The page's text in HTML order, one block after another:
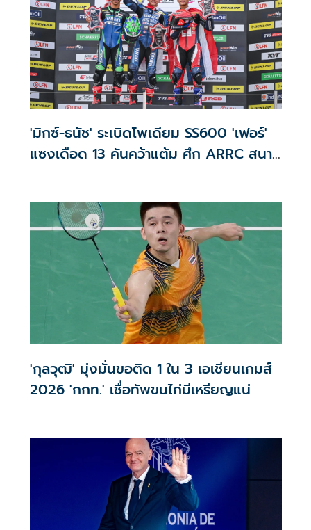
'มิกซ์-ธนัช' ระเบิดโพเดียม SS600 'เฟอร์'
แซงเดือด 13 คันคว้าแต้ม ศึก ARRC สนาม
'กุลวุฒิ' มุ่งมั่นขอติด 1 ใน 3 เอเชียนเกมส์
2026 'กกท.' เชื่อทัพขนไก่มีเหรียญแน่